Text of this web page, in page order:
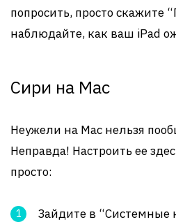
попросить, просто скажите
наблюдайте, как ваш iPad
Сири на Mac
Неужели на Mac нельзя
Неправда! Настроить ее
просто:
Зайдите в “Системные